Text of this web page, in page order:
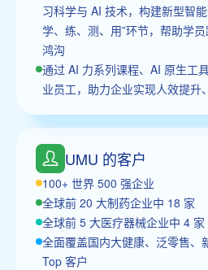
习科学与 AI 技术，构建新型智能
学、练、测、用”环节，帮助学员
鸿沟
通过 AI 力系列课程、AI 原生工
业员工，助力企业实现人效提升
UMU 的客户
100+ 世界 500 强企业
全球前 20 大制药企业中 18 家
全球前 5 大医疗器械企业中 4 家
全面覆盖国内大健康、泛零售、
Top 客户